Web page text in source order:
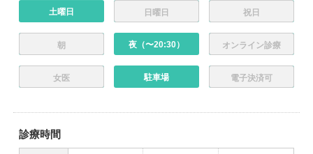
土曜日 日曜日 祝日
朝 夜（〜20:30） オンライン診療
女医 駐車場 電子決済可
診療時間